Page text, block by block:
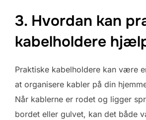
3. Hvordan kan
kabelholdere
Praktiske kabelholdere kan være
at organisere kabler på din
Når kablerne er rodet og ligger
bordet eller gulvet, kan det både